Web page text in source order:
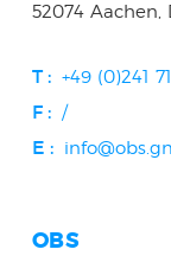
52074
T : +49 (0)241
F : /
E :
OBS